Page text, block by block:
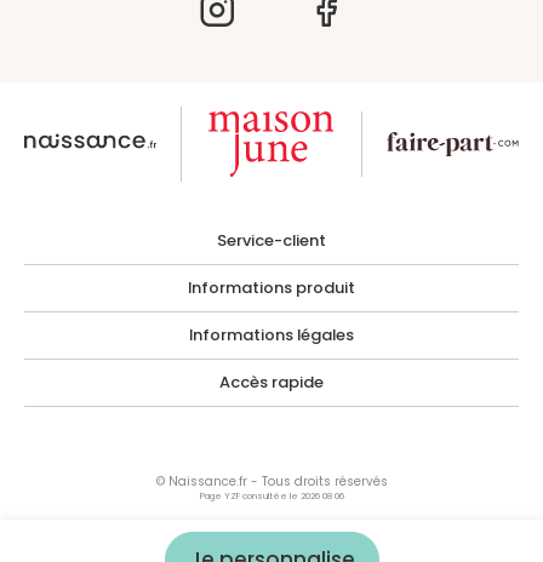
Service-client
Informations produit
Informations légales
Accès rapide
© Naissance.fr - Tous droits réservés
Page YZF consultée le 2026 08 06
dans le site sont la propriété de Naissance.fr ou de tiers ayant autorisés Naissance.fr